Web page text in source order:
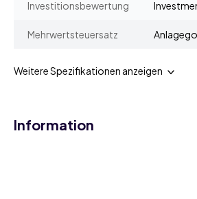
Investitionsbewertung
Mehrwertsteuersatz
Weitere Spezifikationen anzeigen
Information